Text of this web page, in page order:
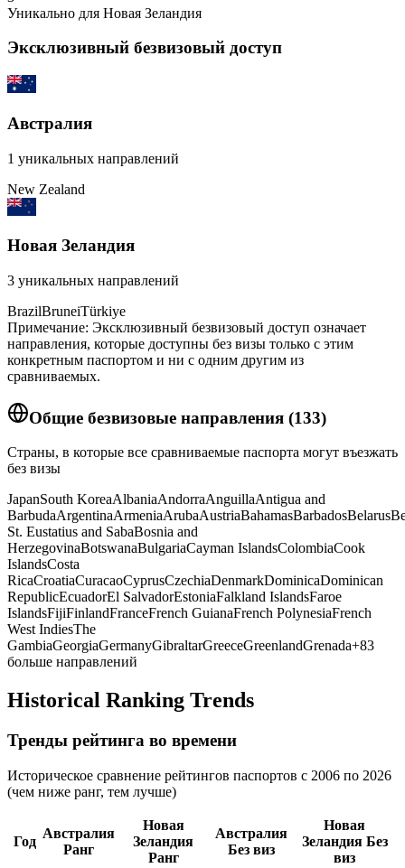
Уникально для Новая Зеландия
Эксклюзивный безвизовый доступ
Австралия
1 уникальных направлений
New Zealand
Новая Зеландия
3 уникальных направлений
BrazilBruneiTürkiye
Примечание: Эксклюзивный безвизовый доступ означает
направления, которые доступны без визы только с этим
конкретным паспортом и ни с одним другим из
сравниваемых.
Общие безвизовые направления (133)
Страны, в которые все сравниваемые паспорта могут въезжать
без визы
JapanSouth KoreaAlbaniaAndorraAnguillaAntigua and
BarbudaArgentinaArmeniaArubaAustriaBahamasBarbadosBelarus
St. Eustatius and SabaBosnia and
HerzegovinaBotswanaBulgariaCayman IslandsColombiaCook
IslandsCosta
RicaCroatiaCuracaoCyprusCzechiaDenmarkDominicaDominican
RepublicEcuadorEl SalvadorEstoniaFalkland IslandsFaroe
IslandsFijiFinlandFranceFrench GuianaFrench PolynesiaFrench
West IndiesThe
GambiaGeorgiaGermanyGibraltarGreeceGreenlandGrenada+83
больше направлений
Historical Ranking Trends
Тренды рейтинга во времени
Историческое сравнение рейтингов паспортов с 2006 по 2026
(чем ниже ранг, тем лучше)
Год
Австралия
Ранг
Новая
Зеландия
Ранг
Австралия
Без виз
Новая
Зеландия Без
виз